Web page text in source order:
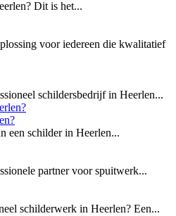
Dit is het...
voor iedereen die kwalitatief
schildersbedrijf in Heerlen...
een schilder in Heerlen...
partner voor spuitwerk...
schilderwerk in Heerlen? Een...